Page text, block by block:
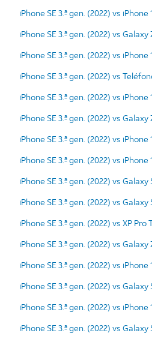
iPhone SE 3.ª gen. (2022) vs iPhone
iPhone SE 3.ª gen. (2022) vs Galaxy
iPhone SE 3.ª gen. (2022) vs iPhone
iPhone SE 3.ª gen. (2022) vs
iPhone SE 3.ª gen. (2022) vs iPhone
iPhone SE 3.ª gen. (2022) vs Galaxy
iPhone SE 3.ª gen. (2022) vs iPhone
iPhone SE 3.ª gen. (2022) vs iPhone
iPhone SE 3.ª gen. (2022) vs Galaxy
iPhone SE 3.ª gen. (2022) vs Galaxy
iPhone SE 3.ª gen. (2022) vs XP Pro
iPhone SE 3.ª gen. (2022) vs Galaxy
iPhone SE 3.ª gen. (2022) vs iPhone
iPhone SE 3.ª gen. (2022) vs Galaxy
iPhone SE 3.ª gen. (2022) vs iPhone
iPhone SE 3.ª gen. (2022) vs Galaxy